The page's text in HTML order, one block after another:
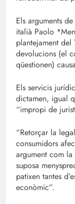
Els arguments
italià Paolo
plantejament del
devolucions (el
qüestionen)
Els servicis
dictamen, igual
“impropi de
“Retorçar la
consumidors
argument com
suposa
patixen tantes
econòmic”.